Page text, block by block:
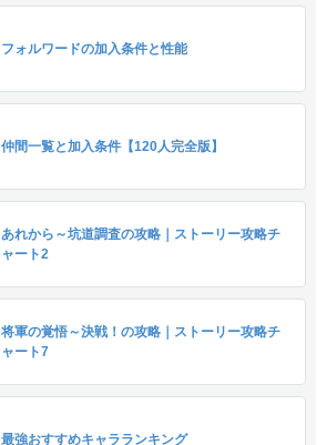
フォルワードの加入条件と性能
仲間一覧と加入条件【120人完全版】
あれから～坑道調査の攻略｜ストーリー攻略チ
ャート2
将軍の覚悟～決戦！の攻略｜ストーリー攻略チ
ャート7
最強おすすめキャラランキング